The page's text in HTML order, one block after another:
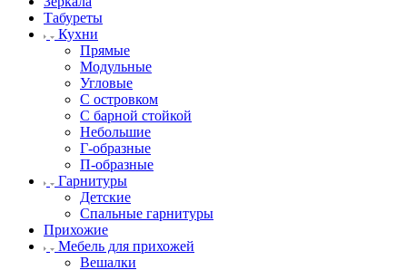
Табуреты
Кухни
Прямые
Модульные
Угловые
С островком
С барной стойкой
Небольшие
Г-образные
П-образные
Гарнитуры
Детские
Спальные гарнитуры
Прихожие
Мебель для прихожей
Вешалки